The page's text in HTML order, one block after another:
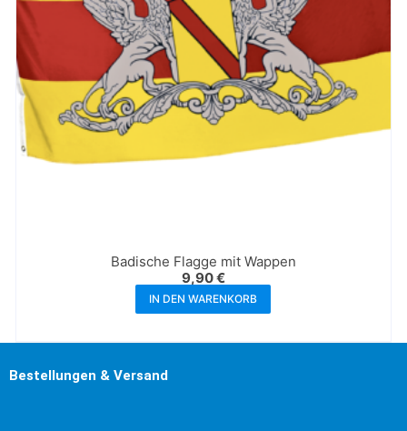
Badische Flagge mit Wappen
9,90€
IN DEN WARENKORB
Bestellungen & Versand